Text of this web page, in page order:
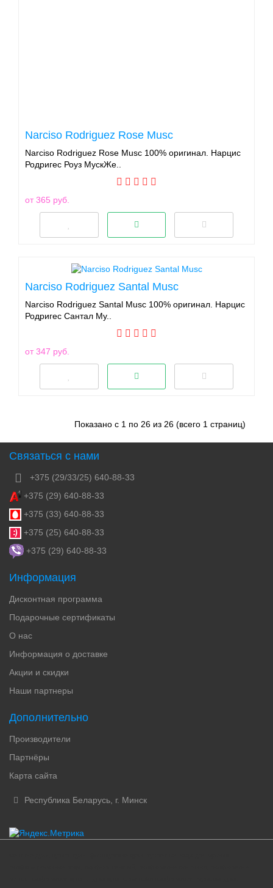
Narciso Rodriguez Rose Musc
Narciso Rodriguez Rose Musc 100% оригинал. Нарцис
Родригес Роуз МускЖе..
от 365 руб.
Narciso Rodriguez Santal Musc
Narciso Rodriguez Santal Musc 100% оригинал. Нарцис
Родригес Сантал Му..
от 347 руб.
Показано с 1 по 26 из 26 (всего 1 страниц)
Связаться с нами
+375 (29/33/25) 640-88-33
+375 (29) 640-88-33
+375 (33) 640-88-33
+375 (25) 640-88-33
+375 (29) 640-88-33
Информация
Дисконтная программа
Подарочные сертификаты
О нас
Информация о доставке
Акции и скидки
Наши партнеры
Дополнительно
Производители
Партнёры
Карта сайта
Республика Беларусь, г. Минск